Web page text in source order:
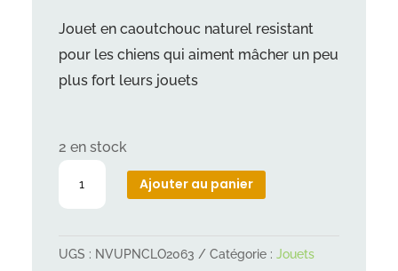
Jouet en caoutchouc naturel resistant
pour les chiens qui aiment mâcher un peu
plus fort leurs jouets
2 en stock
ultra
Ajouter au panier
UGS : NVUPNCLO2063 Catégorie : Jouets